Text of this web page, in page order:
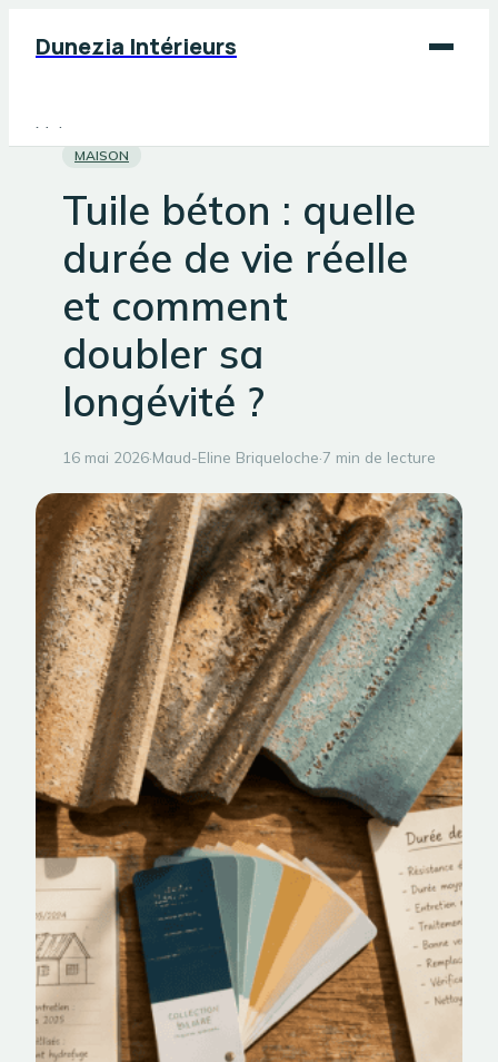
Dunezia Intérieurs
Maison
Jardinage
Bricolage
MAISON
Tuile béton : quelle
durée de vie réelle
et comment
doubler sa
longévité ?
16 mai 2026·Maud-Eline Briqueloche·7 min de lecture